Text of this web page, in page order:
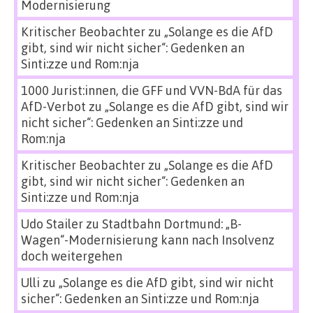
Modernisierung
Kritischer Beobachterzu „Solange es die AfD
gibt, sind wir nicht sicher“: Gedenken an
Sinti:zze und Rom:nja
1000 Jurist:innen, die GFF und VVN-BdA für das
AfD-Verbot zu „Solange es die AfD gibt, sind wir
nicht sicher“: Gedenken an Sinti:zze und
Rom:nja
Kritischer Beobachterzu „Solange es die AfD
gibt, sind wir nicht sicher“: Gedenken an
Sinti:zze und Rom:nja
Udo Stailerzu Stadtbahn Dortmund: „B-
Wagen“-Modernisierung kann nach Insolvenz
doch weitergehen
Ulli zu „Solange es die AfD gibt, sind wir nicht
sicher“: Gedenken an Sinti:zze und Rom:nja